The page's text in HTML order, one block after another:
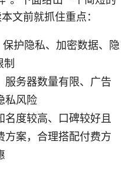
文前就抓住重点：
护隐私、加密数据、隐
服务器数量有限、广告
私风险
名度较高、口碑较好且
方案，合理搭配付费方